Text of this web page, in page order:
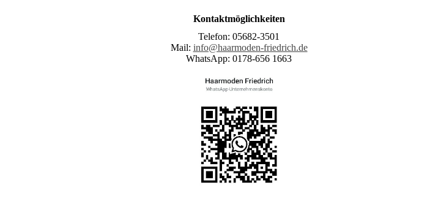
Kontaktmöglichkeiten
Telefon: 05682-3501
Mail: info@haarmoden-friedrich.de
WhatsApp: 0178-656 1663